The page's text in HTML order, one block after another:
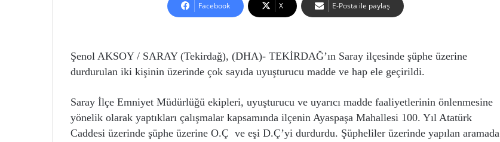
Facebook X E-Posta ile paylaş
Şenol AKSOY / SARAY (Tekirdağ), (DHA)- TEKİRDAĞ’ın Saray ilçesinde şüphe üzerine
durdurulan iki kişinin üzerinde çok sayıda uyuşturucu madde ve hap ele geçirildi.
Saray İlçe Emniyet Müdürlüğü ekipleri, uyuşturucu ve uyarıcı madde faaliyetlerinin önlenmesine
yönelik olarak yaptıkları çalışmalar kapsamında ilçenin Ayaspaşa Mahallesi 100. Yıl Atatürk
Caddesi üzerinde şüphe üzerine O.Ç ve eşi D.Ç’yi durdurdu. Şüpheliler üzerinde yapılan aramada